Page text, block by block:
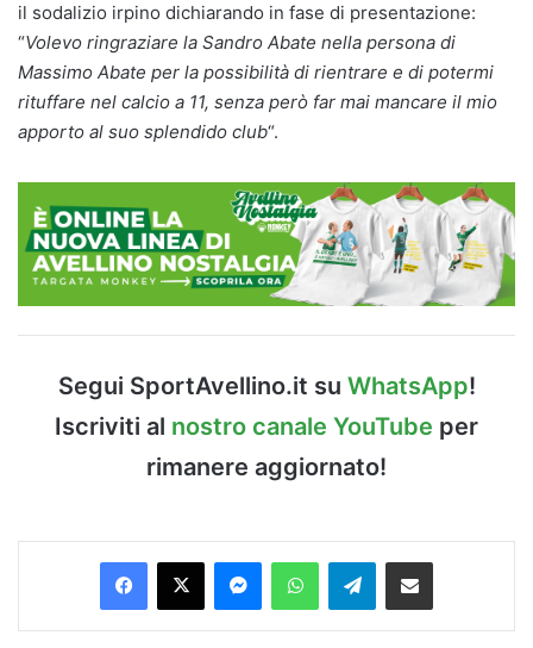
il sodalizio irpino dichiarando in fase di presentazione:
“Volevo ringraziare la Sandro Abate nella persona di
Massimo Abate per la possibilità di rientrare e di potermi
rituffare nel calcio a 11, senza però far mai mancare il mio
apporto al suo splendido club“.
Segui SportAvellino.it su WhatsApp!
Iscriviti al nostro canale YouTube per
rimanere aggiornato!
Facebook
X MessengerWhatsAppTelegramCondividi via Email